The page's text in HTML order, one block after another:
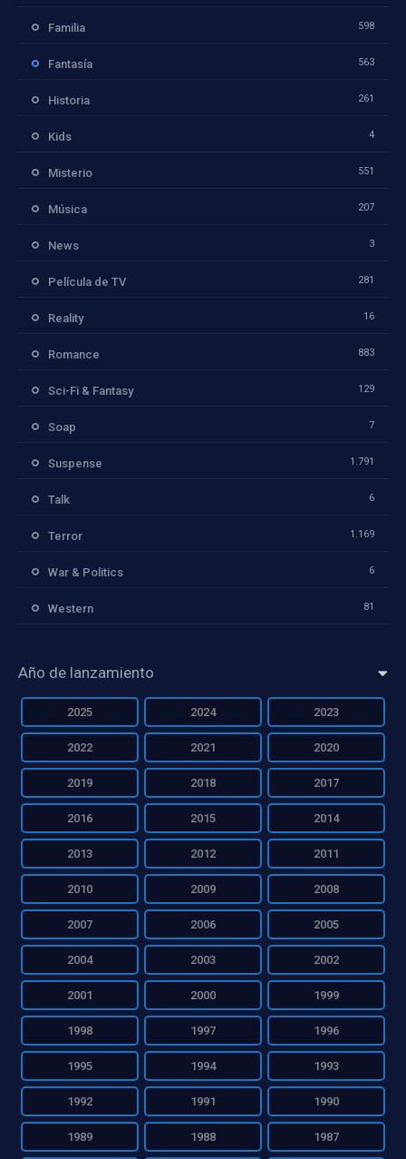
Familia 598
Fantasía 563
Historia 261
Kids 4
Misterio 551
Música 207
News 3
Película de TV 281
Reality 16
Romance 883
Sci-Fi & Fantasy 129
Soap 7
Suspense 1.791
Talk 6
Terror 1.169
War & Politics 6
Western 81
Año de lanzamiento
2025 2024 2023
2022 2021 2020
2019 2018 2017
2016 2015 2014
2013 2012 2011
2010 2009 2008
2007 2006 2005
2004 2003 2002
2001 2000 1999
1998 1997 1996
1995 1994 1993
1992 1991 1990
1989 1988 1987